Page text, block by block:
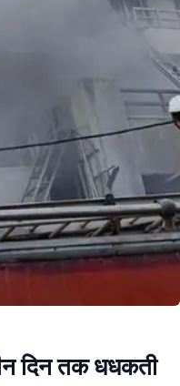
दिन तक धधकती